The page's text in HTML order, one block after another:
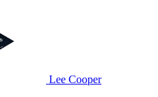
Lee Cooper